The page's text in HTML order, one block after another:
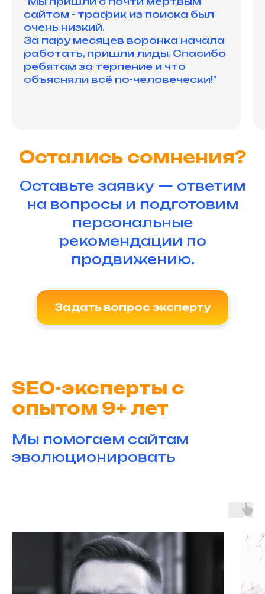
сайтом - трафик из поиска был
очень низкий.
За пару месяцев воронка начала
работать, пришли лиды. Спасибо
ребятам за терпение и что
объясняли всё по-человечески!"
Остались сомнения?
Оставьте заявку — ответим
на вопросы и подготовим
персональные
рекомендации по
продвижению.
Задать вопрос эксперту
SEO-эксперты с
опытом 9+ лет
Мы помогаем сайтам
эволюционировать